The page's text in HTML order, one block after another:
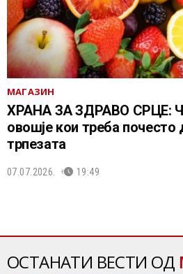
МАГАЗИН
ХРАНА ЗА ЗДРАВО СРЦЕ:
овошје кои треба почесто
трпезата
07.07.2026. 19:49
ОСТАНАТИ ВЕСТИ ОД